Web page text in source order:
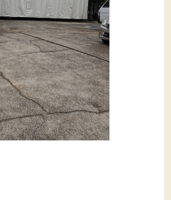
背景色
白 黄